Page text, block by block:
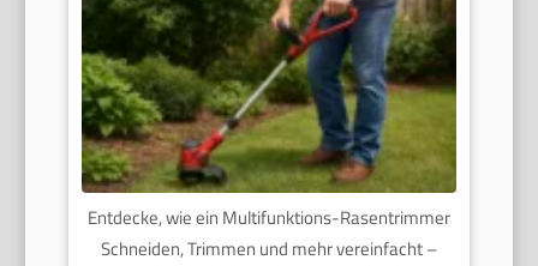
Entdecke, wie ein Multifunktions-Rasentrimmer
Schneiden, Trimmen und mehr vereinfacht –